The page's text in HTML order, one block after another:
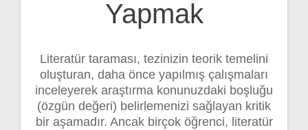
Yapmak
Literatür taraması, tezinizin teorik temelini
oluşturan, daha önce yapılmış çalışmaları
inceleyerek araştırma konunuzdaki boşluğu
(özgün değeri) belirlemenizi sağlayan kritik
bir aşamadır. Ancak birçok öğrenci, literatür